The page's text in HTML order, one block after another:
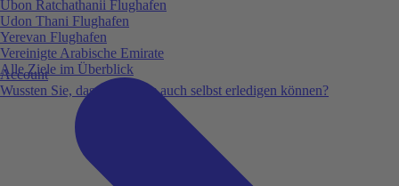
Account
Wussten Sie, dass Sie vieles auch selbst erledigen können?
Ubon Ratchathanii Flughafen
Udon Thani Flughafen
Yerevan Flughafen
Vereinigte Arabische Emirate
Alle Ziele im Überblick